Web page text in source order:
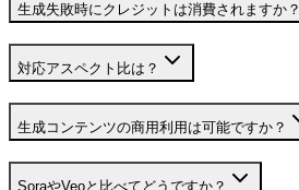
生成失敗時にクレジットは消費されますか？
対応アスペクト比は？
生成コンテンツの商用利用は可能ですか？
SoraやVeoと比べてどうですか？